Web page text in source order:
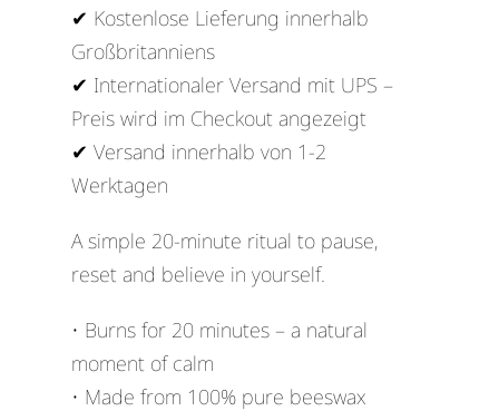
✔ Kostenlose Lieferung innerhalb
Großbritanniens
✔ Internationaler Versand mit UPS –
Preis wird im Checkout angezeigt
✔ Versand innerhalb von 1-2
Werktagen
A simple 20-minute ritual to pause,
reset and believe in yourself.
• Burns for 20 minutes – a natural
moment of calm
• Made from 100% pure beeswax